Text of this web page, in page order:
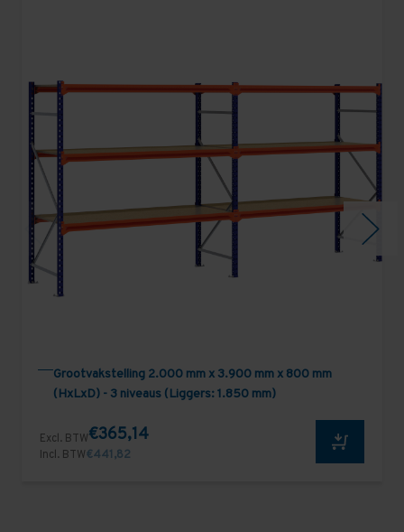
Grootvakstelling 2.000 mm x 3.900 mm x 800 mm
(HxLxD) - 3 niveaus (Liggers: 1.850 mm)
Excl. BTW€365,14
Incl. BTW€441,82